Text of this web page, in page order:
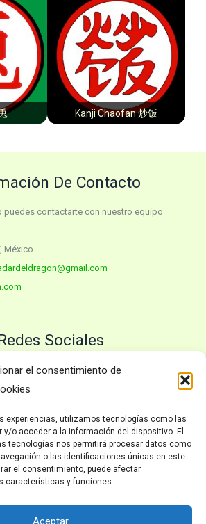
el consentimiento de
experiencias, utilizamos tecnologías como las
y/o acceder a la información del dispositivo. El
tecnologías nos permitirá procesar datos como
o las identificaciones únicas en este
el consentimiento, puede afectar
características y funciones.
Aceptar
Kanji Chaofan 炒饭
De Contacto
puedes contactarte con nuestro equipo
México
Sociales
Twitter
YouTube
Políticas
Inicio
Política de privacidad
Política de Cookies